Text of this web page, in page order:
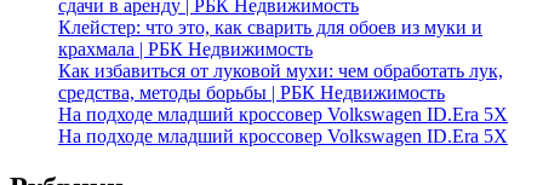
сдачи в аренду | РБК Недвижимость
Клейстер: что это, как сварить для обоев из муки и
крахмала | РБК Недвижимость
Как избавиться от луковой мухи: чем обработать лук,
средства, методы борьбы | РБК Недвижимость
На подходе младший кроссовер Volkswagen ID.Era 5X
На подходе младший кроссовер Volkswagen ID.Era 5X